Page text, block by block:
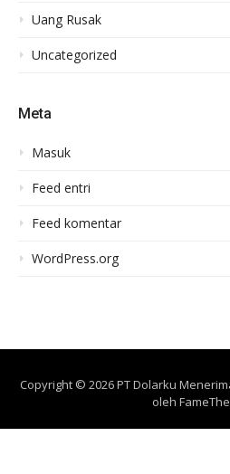
Uang Rusak
Uncategorized
Meta
Masuk
Feed entri
Feed komentar
WordPress.org
Copyright © 2026 PT Dolarku
oleh